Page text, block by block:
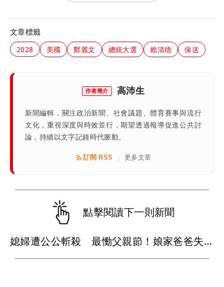
文章標籤
2028 美國 鄭麗文 總統大選 賴清德 保送
作者簡介 高沛生
新聞編輯，關注政治新聞、社會議題、體育賽事與流行
文化，重視深度與時效並行，期望透過報導促進公共討
論，持續以文字記錄時代脈動。
訂閱 RSS 更多文章
點擊閱讀下一則新聞
媳婦遭公公斬殺 最慟父親節！娘家爸爸失眠就奔殯儀館...